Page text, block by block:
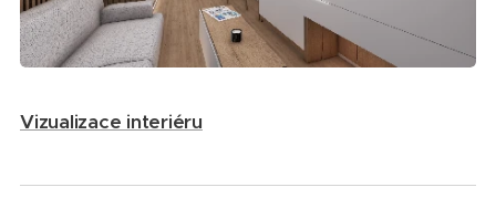
Vizualizace interiéru